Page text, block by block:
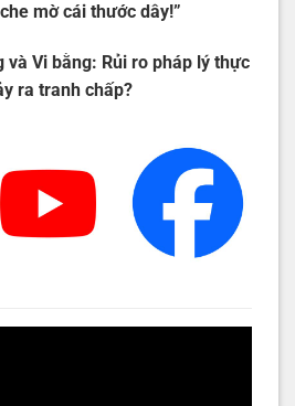
mờ cái thước dây!”
và Vi bằng: Rủi ro pháp lý thực
ra tranh chấp?